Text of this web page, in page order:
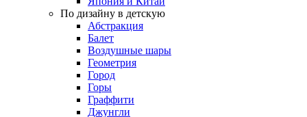
По дизайну в детскую
Абстракция
Балет
Воздушные шары
Геометрия
Город
Горы
Граффити
Джунгли